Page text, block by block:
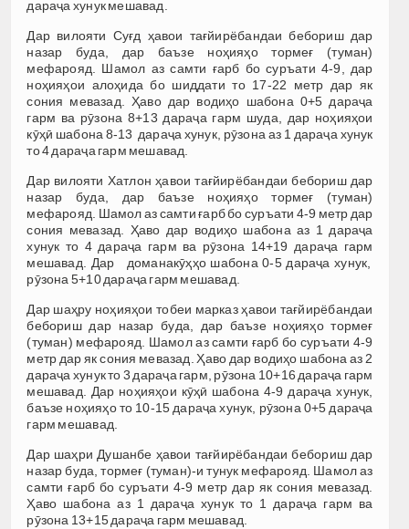
дараҷа хунук мешавад.
Дар вилояти Суғд ҳавои тағйирёбандаи бебориш дар
назар буда, дар баъзе ноҳияҳо тормеғ (туман)
мефарояд. Шамол аз самти ғарб бо суръати 4-9, дар
ноҳияҳои алоҳида бо шиддати то 17-22 метр дар як
сония мевазад. Ҳаво дар водиҳо шабона 0+5 дараҷа
гарм ва рӯзона 8+13 дараҷа гарм шуда, дар ноҳияҳои
кӯҳӣ шабона 8-13 дараҷа хунук, рӯзона аз 1 дараҷа хунук
то 4 дараҷа гарм мешавад.
Дар вилояти Хатлон ҳавои тағйирёбандаи бебориш дар
назар буда, дар баъзе ноҳияҳо тормеғ (туман)
мефарояд. Шамол аз самти ғарб бо суръати 4-9 метр дар
сония мевазад. Ҳаво дар водиҳо шабона аз 1 дараҷа
хунук то 4 дараҷа гарм ва рӯзона 14+19 дараҷа гарм
мешавад. Дар доманакӯҳҳо шабона 0-5 дараҷа хунук,
рӯзона 5+10 дараҷа гарм мешавад.
Дар шаҳру ноҳияҳои тобеи марказ ҳавои тағйирёбандаи
бебориш дар назар буда, дар баъзе ноҳияҳо тормеғ
(туман) мефарояд. Шамол аз самти ғарб бо суръати 4-9
метр дар як сония мевазад. Ҳаво дар водиҳо шабона аз 2
дараҷа хунук то 3 дараҷа гарм, рӯзона 10+16 дараҷа гарм
мешавад. Дар ноҳияҳои кӯҳӣ шабона 4-9 дараҷа хунук,
баъзе ноҳияҳо то 10-15 дараҷа хунук, рӯзона 0+5 дараҷа
гарм мешавад.
Дар шаҳри Душанбе ҳавои тағйирёбандаи бебориш дар
назар буда, тормеғ (туман)-и тунук мефарояд. Шамол аз
самти ғарб бо суръати 4-9 метр дар як сония мевазад.
Ҳаво шабона аз 1 дараҷа хунук то 1 дараҷа гарм ва
рӯзона 13+15 дараҷа гарм мешавад.